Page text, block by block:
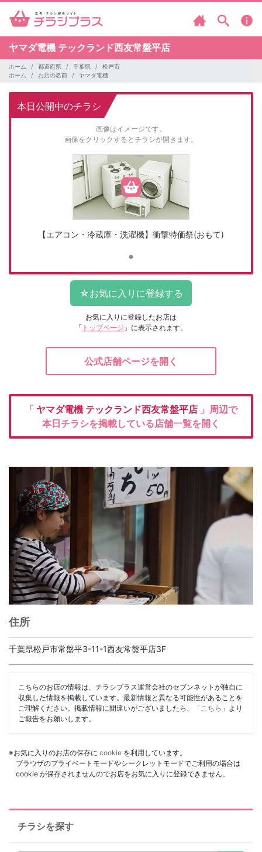
ヤマダ電機 テックランド西友常盤平店
ホーム 都道府県 千葉県
松戸市
ホーム
お店の名前 ヤマダ電機
本日公開中のチラシ
画像はイメージです。
画像をクリックするとチラシが開きます。
【エアコン・冷蔵庫・洗濯機】衝撃特価祭(おもて)
お気に入りに登録したお店は
「 トップページ 」に表示されます。
公式店舗ページを開く
「 ヤマダ電機 テックランド西友常盤平店 」周辺で
本日チラシを掲載している店舗一覧を開く
住所
千葉県松戸市常盤平3-11-1西友常盤平店3F
こちらのお店の情報は、チラシプラス運営会社のセブンネットが独自に
収集した情報を掲載しています。最新情報と異なる可能性があることを
ご理解ください。掲載情報に間違いがございましたら、「 こちら 」より
ご報告をお願いします。
※お気に入りのお店の保存に cookie を利用しています。
ブラウザのプライベートモードやシークレットモードでご利用の場合は
cookie が保存されませんのでお店をお気に入りに登録できません。
チラシを探す